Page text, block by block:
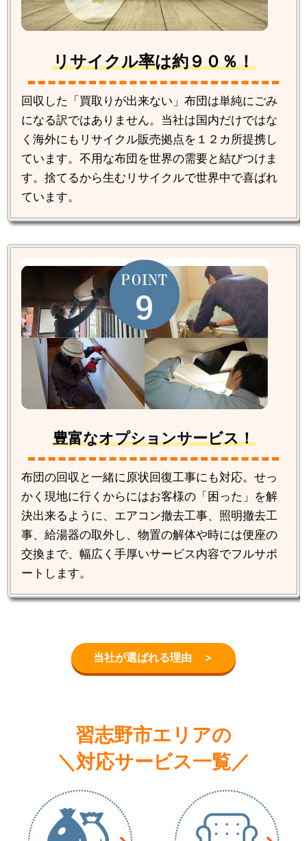
リサイクル率は約９０％！
回収した「買取りが出来ない」布団は単純にごみ
になる訳ではありません。当社は国内だけではな
く海外にもリサイクル販売拠点を１２カ所提携し
ています。不用な布団を世界の需要と結びつけま
す。捨てるから生むリサイクルで世界中で喜ばれ
ています。
豊富なオプションサービス！
布団の回収と一緒に原状回復工事にも対応。せっ
かく現地に行くからにはお客様の「困った」を解
決出来るように、エアコン撤去工事、照明撤去工
事、給湯器の取外し、物置の解体や時には便座の
交換まで、幅広く手厚いサービス内容でフルサポ
ートします。
当社が選ばれる理由 ＞
習志野市エリアの
＼対応サービス一覧／